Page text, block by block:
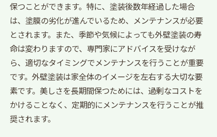
保つことができます。特に、塗装後数年経過した場合
は、塗膜の劣化が進んでいるため、メンテナンスが必要
とされます。また、季節や気候によっても外壁塗装の寿
命は変わりますので、専門家にアドバイスを受けなが
ら、適切なタイミングでメンテナンスを行うことが重要
です。外壁塗装は家全体のイメージを左右する大切な要
素です。美しさを長期間保つためには、過剰なコストを
かけることなく、定期的にメンテナンスを行うことが推
奨されます。